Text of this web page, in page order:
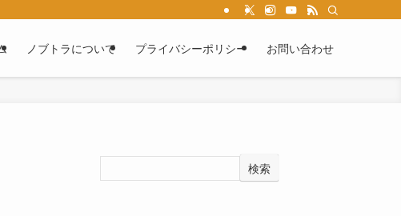
ノブトラについて プライバシーポリシー お問い合わせ
検索